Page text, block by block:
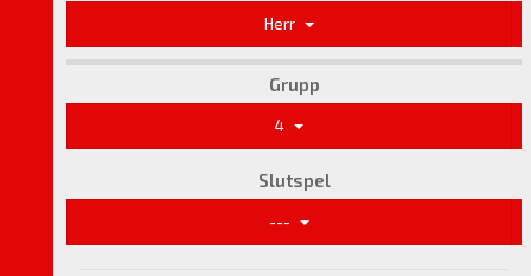
Herr
Grupp
4
Slutspel
---